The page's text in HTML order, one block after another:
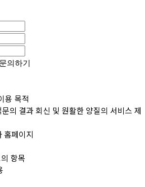
문의하기
용 목적
의 결과 회신 및 원활한 양질의 서비스 제
홈페이지
항목